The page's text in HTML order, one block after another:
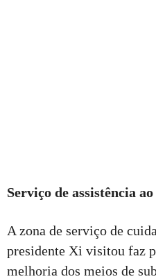
Serviço de assistência
A zona de serviço de
presidente Xi visitou faz
melhoria dos meios de